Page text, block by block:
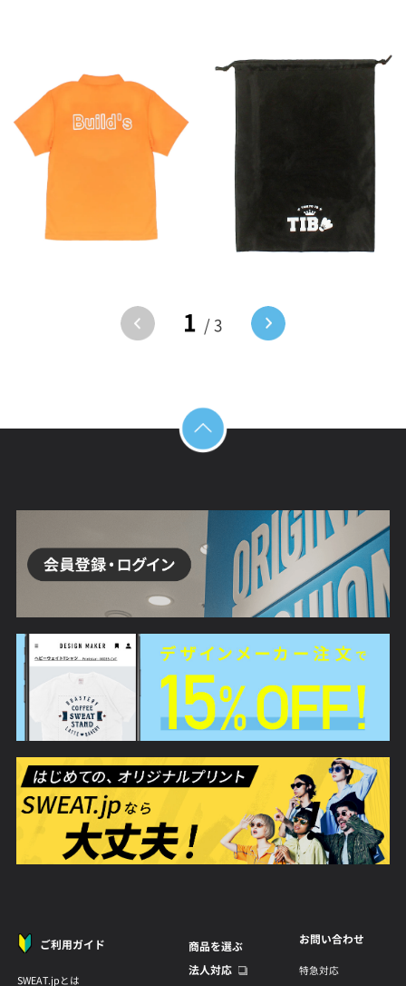
1 / 3
ご利用ガイド
SWEAT.jpとは
商品を選ぶ
法人対応
お問い合わせ
特急対応